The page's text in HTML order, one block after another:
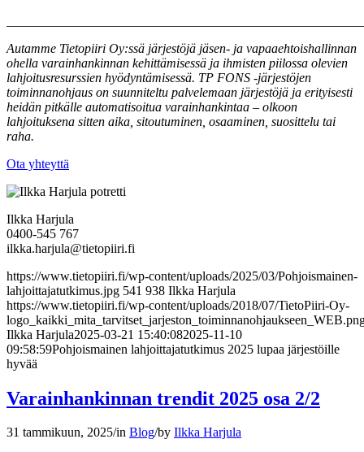
Autamme Tietopiiri Oy:ssä järjestöjä jäsen- ja vapaaehtoishallinnan
ohella varainhankinnan kehittämisessä ja ihmisten piilossa olevien
lahjoitusresurssien hyödyntämisessä. TP FONS -järjestöjen
toiminnanohjaus on suunniteltu palvelemaan järjestöjä ja erityisesti
heidän pitkälle automatisoitua varainhankintaa – olkoon
lahjoituksena sitten aika, sitoutuminen, osaaminen, suosittelu tai
raha.
Ota yhteyttä
Ilkka Harjula
0400-545 767
ilkka.harjula@tietopiiri.fi
https://www.tietopiiri.fi/wp-content/uploads/2025/03/Pohjoismainen-
lahjoittajatutkimus.jpg 541 938 Ilkka Harjula
https://www.tietopiiri.fi/wp-content/uploads/2018/07/TietoPiiri-Oy-
Ilkka Harjula2025-03-21 15:40:082025-11-10
09:58:59Pohjoismainen lahjoittajatutkimus 2025 lupaa järjestöille
hyvää
Varainhankinnan trendit 2025 osa 2/2
31 tammikuun, 2025/in Blog/by Ilkka Harjula